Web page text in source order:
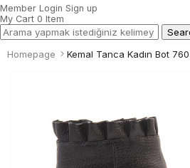
Member Login Sign up
My Cart 0 Item
Homepage Kemal Tanca Kadın Bot